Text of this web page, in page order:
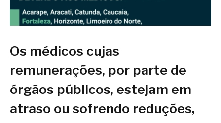
Os médicos cujas
remunerações, por parte de
órgãos públicos, estejam em
atraso ou sofrendo reduções,